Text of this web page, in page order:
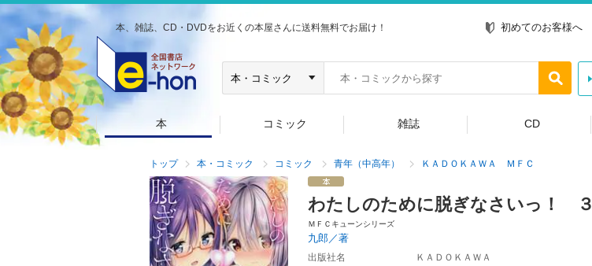
本、雑誌、CD・DVDをお近くの本屋さんに送料無料でお届け！ 初めてのお客様へ
本 コミック 雑誌 CD
トップ 本・コミック コミック 青年（中高年） ＫＡＤＯＫＡＷＡ ＭＦＣ
わたしのために脱ぎなさいっ！ ３
ＭＦＣキューンシリーズ
九郎／著
出版社名
ＫＡＤＯＫＡＷＡ